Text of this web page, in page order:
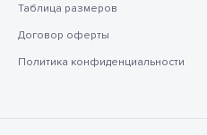
Таблица размеров
Договор оферты
Политика конфиденциальности